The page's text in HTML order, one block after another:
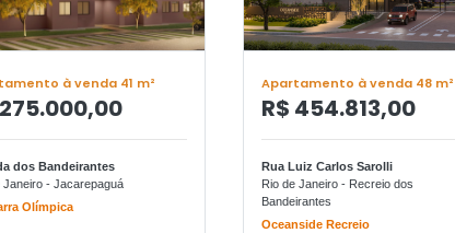
à venda 41 m²
dos Bandeirantes
Janeiro - Jacarepaguá
Olímpica
Apartamento à venda 48 m²
R$ 454.813,00
Rua Luiz Carlos Sarolli
Rio de Janeiro - Recreio dos
Bandeirantes
Oceanside Recreio